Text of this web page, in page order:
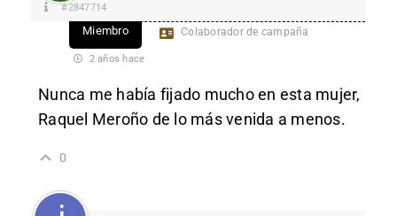
#2847714
Miembro Colaborador de campaña
2 años hace
Nunca me había fijado mucho en esta mujer,
Raquel Meroño de lo más venida a menos.
0